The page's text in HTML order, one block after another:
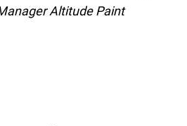
Altitude Paint